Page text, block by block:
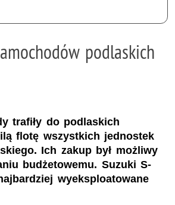
podlaskich
trafiły do podlaskich
flotę wszystkich jednostek
Ich zakup był możliwy
budżetowemu. Suzuki S-
wyeksploatowane